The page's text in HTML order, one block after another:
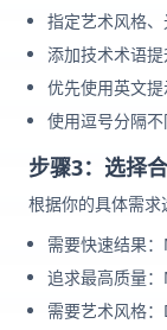
指定艺术风格
添加技术术语
优先使用英文
使用逗号分隔
步骤3：选择
根据你的具体需求
需要快速结果
追求最高质量
需要艺术风格